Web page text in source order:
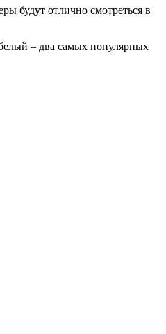
будут отлично смотреться в
– два самых популярных